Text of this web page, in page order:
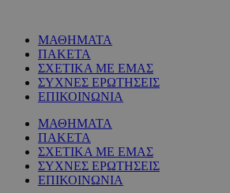
ΜΑΘΗΜΑΤΑ
ΠΑΚΕΤΑ
ΣΧΕΤΙΚΑ ΜΕ ΕΜΑΣ
ΣΥΧΝΕΣ ΕΡΩΤΗΣΕΙΣ
ΕΠΙΚΟΙΝΩΝΙΑ
ΜΑΘΗΜΑΤΑ
ΠΑΚΕΤΑ
ΣΧΕΤΙΚΑ ΜΕ ΕΜΑΣ
ΣΥΧΝΕΣ ΕΡΩΤΗΣΕΙΣ
ΕΠΙΚΟΙΝΩΝΙΑ